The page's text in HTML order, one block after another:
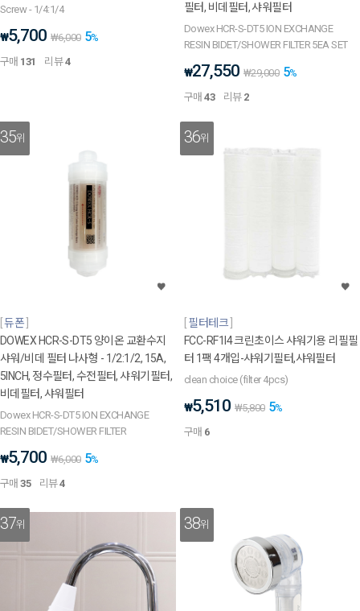
Screw - 1/4:1/4
₩5,700 ₩6,000 5%
구매 131 리뷰4
필터, 비데필터, 샤워필터
Dowex HCR-S-DT5 ION EXCHANGE
RESIN BIDET/SHOWER FILTER 5EA SET
₩27,550 ₩29,000 5%
구매43 리뷰 2
35위
듀폰
DOWEX HCR-S-DT5 양이온 교환수지
샤워/비데 필터 나사형 - 1/2:1/2, 15A,
5INCH, 정수필터, 수전필터, 샤워기필터,
비데필터, 샤워필터
Dowex HCR-S-DT5 ION EXCHANGE
RESIN BIDET/SHOWER FILTER
₩5,700 ₩6,000 5%
구매35 리뷰4
36위
필터테크
FCC-RF1I4 크린초이스 샤워기용 리필필
터 1팩 4개입-샤워기필터,샤워필터
clean choice (filter 4pcs)
₩5,510 ₩5,800 5%
구매 6
37위 38위